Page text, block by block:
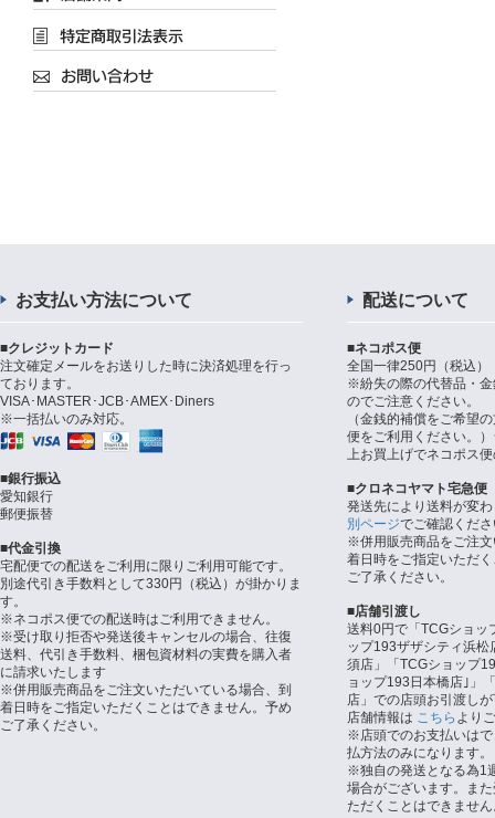
お支払い方法について
■クレジットカード
注文確定メールをお送りした時に決済処理を行っ
ております。
VISA･MASTER･JCB･AMEX･Diners
※一括払いのみ対応。
■銀行振込
愛知銀行
郵便振替
■代金引換
宅配便での配送をご利用に限りご利用可能です。
別途代引き手数料として330円（税込）が掛かりま
す。
※ネコポス便での配送時はご利用できません。
※受け取り拒否や発送後キャンセルの場合、往復
送料、代引き手数料、梱包資材料の実費を購入者
に請求いたします
※併用販売商品をご注文いただいている場合、到
着日時をご指定いただくことはできません。予め
ご了承ください。
配送について
■ネコポス便
全国一律250円（税込）
※紛失の際の代替品・
のでご注意ください。
（金銭的補償をご希望
便をご利用ください。
上お買上げでネコポス
■クロネコヤマト宅急便
発送先により送料が変
別ページでご確認くだ
※併用販売商品をご注
着日時をご指定いただ
ご了承ください。
■店舗引渡し
送料0円で「TCGショッ
ップ193ザザシティ浜
須店」「TCGショップ
ョップ193日本橋店｣」
店」での店頭お引渡し
店舗情報は こちら より
※店頭でのお支払いは
払方法のみになります。
※独自の発送となる為1
場合がございます。ま
ただくことはできませ